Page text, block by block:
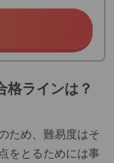
格ラインは？
ため、難易度はそ
をとるためには事